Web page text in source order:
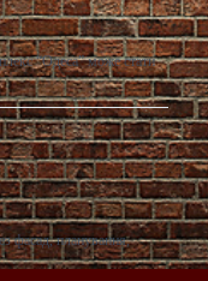
“Одеса” може стати
фасад, планування,